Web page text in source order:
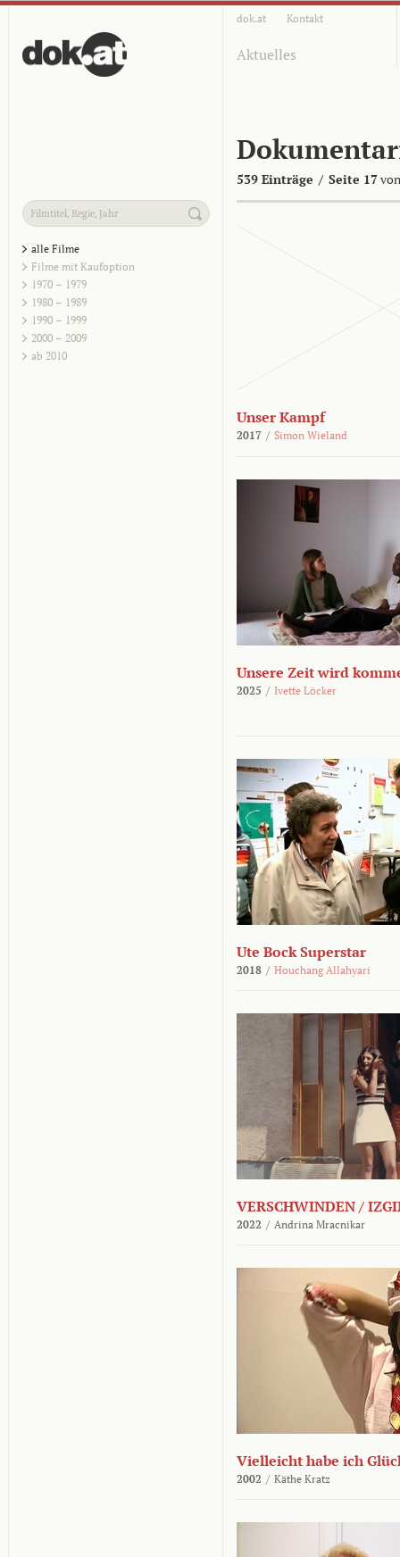
dok.at Kontakt
Aktuelles
539 Einträge / Seite 17
alle Filme
Filme mit Kaufoption
1970 – 1979
1980 – 1989
1990 – 1999
2000 – 2009
ab 2010
Unser Kampf
2017 / Simon Wieland
Unsere Zeit wird
2025 / Ivette Löcker
Ute Bock Superstar
2018 / Houchang Allahyari
VERSCHWINDEN /
2022 / Andrina Mracnikar
Vielleicht habe ich
2002 / Käthe Kratz